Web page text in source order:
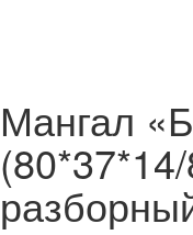
Мангал